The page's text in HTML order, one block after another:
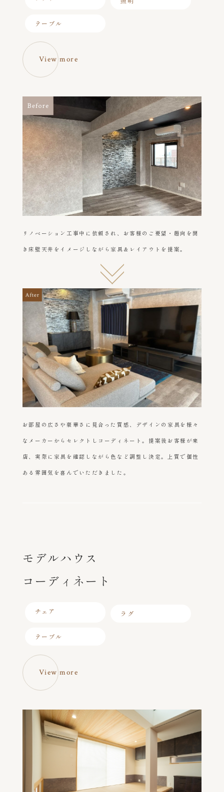
テーブル
View more
リノベーション工事中に依頼され、お客様のご要望・趣向を聞
き床壁天井をイメージしながら家具＆レイアウトを提案。
お部屋の広さや豪華さに見合った質感、デザインの家具を様々
なメーカーからセレクトしコーディネート。提案後お客様が来
店、実際に家具を確認しながら色など調整し決定。上質で個性
ある雰囲気を喜んでいただきました。
モデルハウス
コーディネート
チェア ラグ
テーブル
View more